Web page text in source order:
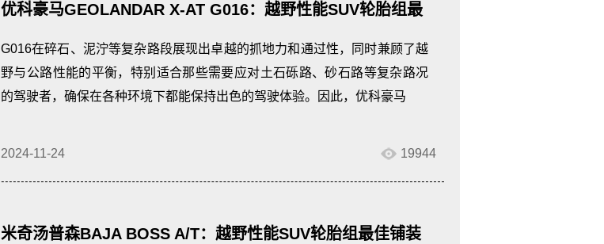
优科豪马GEOLANDAR X-AT G016：越野性能SUV轮胎组最
佳均衡性能大奖、最佳节能性能大奖、最佳静音性能大奖
G016在碎石、泥泞等复杂路段展现出卓越的抓地力和通过性，同时兼顾了越
野与公路性能的平衡，特别适合那些需要应对土石砾路、砂石路等复杂路况
的驾驶者，确保在各种环境下都能保持出色的驾驶体验。因此，优科豪马
2024-11-24 19944
米奇汤普森BAJA BOSS A/T：越野性能SUV轮胎组最佳铺装